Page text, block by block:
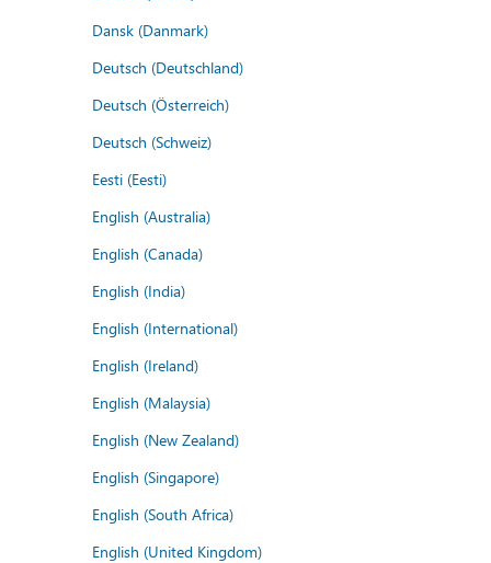
Dansk (Danmark)
Deutsch (Deutschland)
Deutsch (Österreich)
Deutsch (Schweiz)
Eesti (Eesti)
English (Australia)
English (Canada)
English (India)
English (International)
English (Ireland)
English (Malaysia)
English (New Zealand)
English (Singapore)
English (South Africa)
English (United Kingdom)